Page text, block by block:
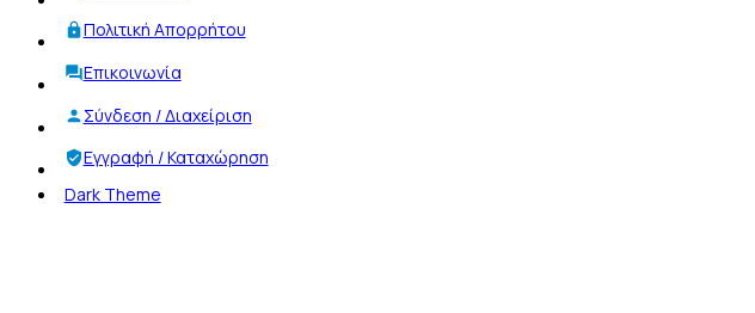
Πολιτική Απορρήτου
Επικοινωνία
Σύνδεση / Διαχείριση
Εγγραφή / Καταχώρηση
Dark Theme